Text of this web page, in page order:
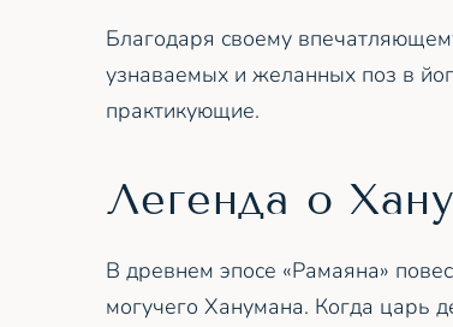
Благодаря своему
узнаваемых и желанных поз в
практикующие.
Легенда о
В древнем эпосе «Рамаяна»
могучего Ханумана. Когда царь